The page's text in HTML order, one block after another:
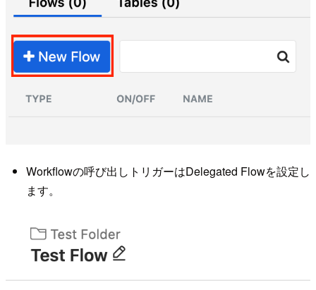
Workflowの呼び出しトリガーはDelegated Flowを設定し
ます。